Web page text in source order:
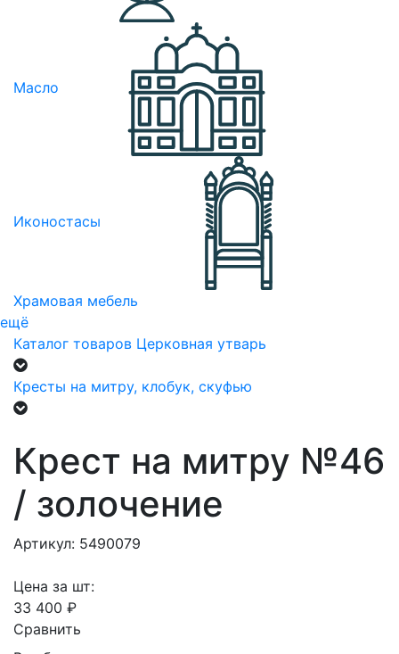
Масло
Иконостасы
Храмовая мебель
ещё
Каталог товаров Церковная утварь
Кресты на митру, клобук, скуфью
Крест на митру №46
/ золочение
Артикул: 5490079
Цена за шт:
33 400 ₽
Сравнить